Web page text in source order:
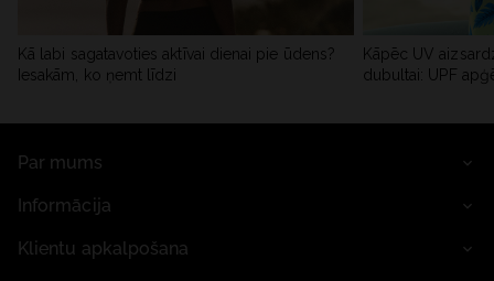
Kā labi sagatavoties aktīvai dienai pie ūdens?
Iesakām, ko ņemt līdzi
Kāpēc UV
dubultai: UPF
Par mums
Informācija
Klientu apkalpošana